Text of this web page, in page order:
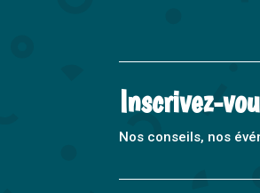
Inscrivez-
Nos conseils, nos